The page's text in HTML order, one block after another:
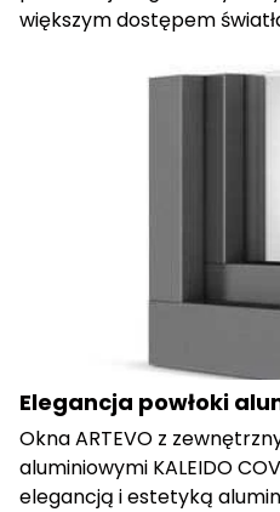
większym dostępem
Elegancja powłoki
Okna ARTEVO z
aluminiowymi KALEIDO
elegancją i estetyką